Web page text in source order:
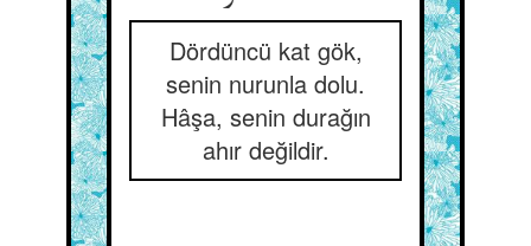
Dördüncü kat gök,
senin nurunla dolu.
Hâşa, senin durağın
ahır değildir.